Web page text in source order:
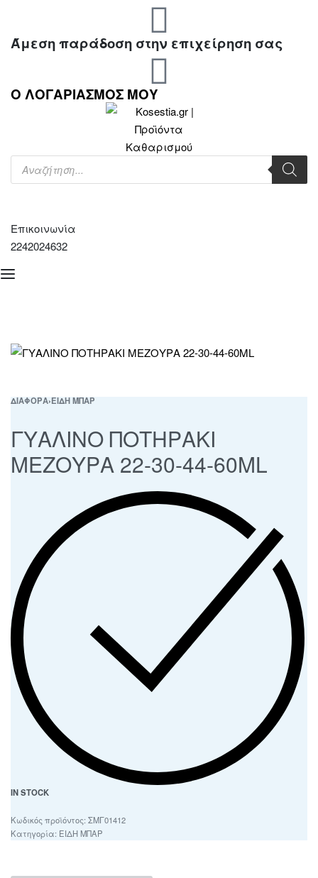
Άμεση παράδοση στην επιχείρηση σας
Ο ΛΟΓΑΡΙΑΣΜΟΣ ΜΟΥ
Επικοινωνία
2242024632
ΔΙΑΦΟΡΑ›ΕΙΔΗ ΜΠΑΡ
ΓΥΑΛΙΝΟ ΠΟΤΗΡΑΚΙ
ΜΕΖΟΥΡΑ 22-30-44-60ML
IN STOCK
ΣΜΓ01412
Κατηγορία: ΕΙΔΗ ΜΠΑΡ